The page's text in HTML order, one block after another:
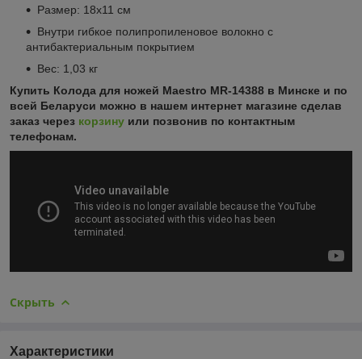
Размер: 18x11 см
Внутри гибкое полипропиленовое волокно с
антибактериальным покрытием
Вес: 1,03 кг
Купить Колода для ножей Maestro MR-14388 в Минске и по
всей Беларуси можно в нашем интернет магазине сделав
заказ через корзину или позвонив по контактным
телефонам.
Скрыть
Характеристики